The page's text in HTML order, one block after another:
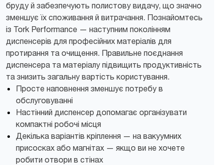
бруду й забезпечують полистову видачу, що значно
зменшує їх споживання й витрачання. Познайомтесь
із Tork Performance — наступним поколінням
диспенсерів для професійних матеріалів для
протирання та очищення. Правильне поєднання
диспенсера та матеріалу підвищить продуктивність
та знизить загальну вартість користування.
Просте наповнення зменшує потребу в
обслуговуванні
Настінний диспенсер допомагає організувати
компактні робочі місця
Декілька варіантів кріплення — на вакуумних
присосках або магнітах — якщо ви не хочете
робити отвори в стінах